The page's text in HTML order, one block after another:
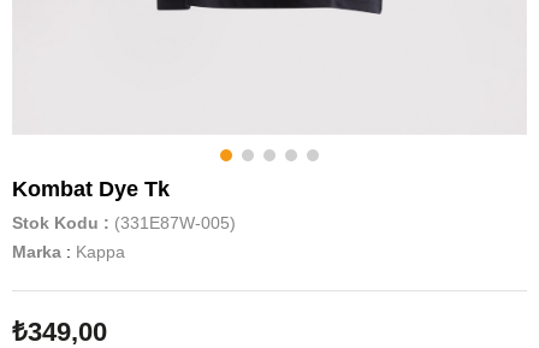
Kombat Dye Tk
Stok Kodu
(331E87W-005)
Marka : Kappa
₺349,00